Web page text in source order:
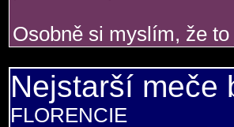
Osobně si myslím, že
Nejstarší meče
FLORENCIE